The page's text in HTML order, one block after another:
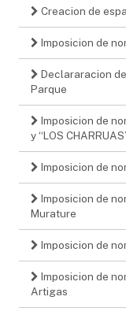
Creacion de
Imposicion de
Declararacion
Parque
Imposicion de
y “LOS
Imposicion de
Imposicion de
Murature
Imposicion de
Imposicion de
Artigas